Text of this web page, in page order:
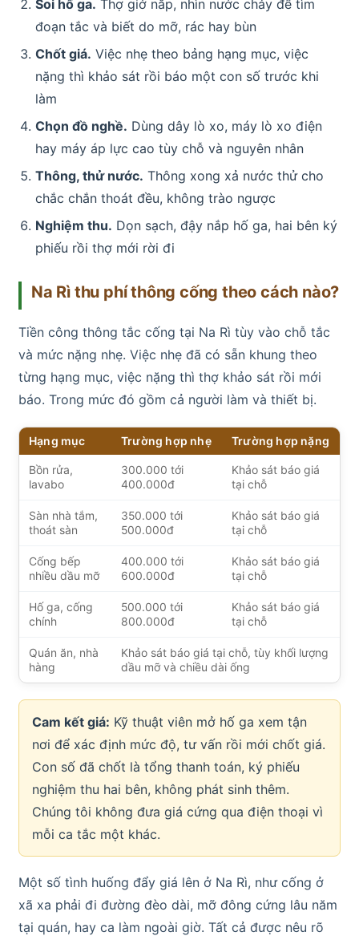
Soi hố ga. Thợ giở nắp, nhìn nước chảy để tìm
đoạn tắc và biết do mỡ, rác hay bùn
Chốt giá. Việc nhẹ theo bảng hạng mục, việc
nặng thì khảo sát rồi báo một con số trước khi
làm
Chọn đồ nghề. Dùng dây lò xo, máy lò xo điện
hay máy áp lực cao tùy chỗ và nguyên nhân
Thông, thử nước. Thông xong xả nước thử cho
chắc chắn thoát đều, không trào ngược
Nghiệm thu. Dọn sạch, đậy nắp hố ga, hai bên ký
phiếu rồi thợ mới rời đi
Na Rì thu phí thông cống theo cách nào?
Tiền công thông tắc cống tại Na Rì tùy vào chỗ tắc
và mức nặng nhẹ. Việc nhẹ đã có sẵn khung theo
từng hạng mục, việc nặng thì thợ khảo sát rồi mới
báo. Trong mức đó gồm cả người làm và thiết bị.
Hạng mục Trường hợp nhẹ Trường hợp nặng
Bồn rửa,
lavabo
300.000 tới
400.000đ
Khảo sát báo giá
tại chỗ
Sàn nhà tắm,
thoát sàn
350.000 tới
500.000đ
Khảo sát báo giá
tại chỗ
Cống bếp
nhiều dầu mỡ
400.000 tới
600.000đ
Khảo sát báo giá
tại chỗ
Hố ga, cống
chính
500.000 tới
800.000đ
Khảo sát báo giá
tại chỗ
Quán ăn, nhà
hàng
Khảo sát báo giá tại chỗ, tùy khối lượng
dầu mỡ và chiều dài ống
Cam kết giá: Kỹ thuật viên mở hố ga xem tận
nơi để xác định mức độ, tư vấn rồi mới chốt giá.
Con số đã chốt là tổng thanh toán, ký phiếu
nghiệm thu hai bên, không phát sinh thêm.
Chúng tôi không đưa giá cứng qua điện thoại vì
mỗi ca tắc một khác.
Một số tình huống đẩy giá lên ở Na Rì, như cống ở
xã xa phải đi đường đèo dài, mỡ đông cứng lâu năm
tại quán, hay ca làm ngoài giờ. Tất cả được nêu rõ